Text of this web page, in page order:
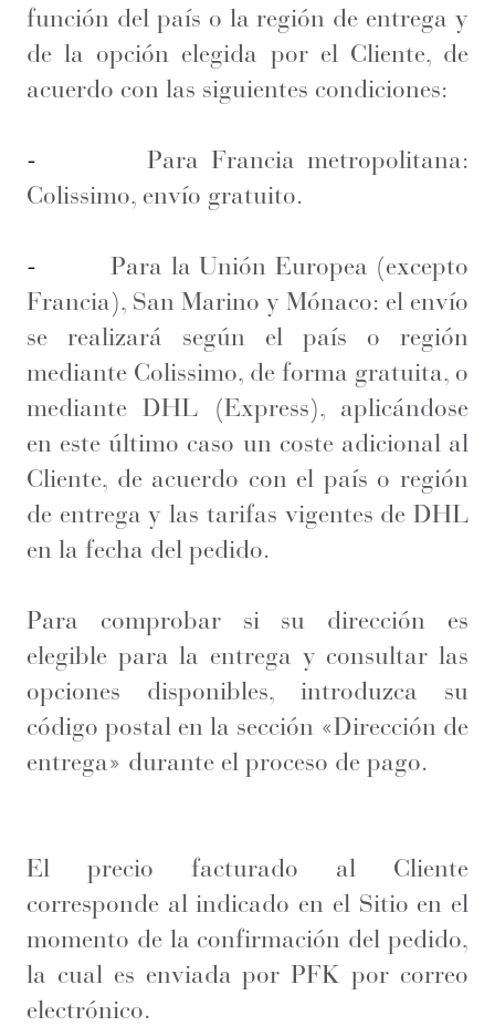
función del país o la región de entrega y
de la opción elegida por el Cliente, de
acuerdo con las siguientes condiciones:
- Para Francia metropolitana:
Colissimo, envío gratuito.
-Para la Unión Europea (excepto
Francia), San Marino y Mónaco: el envío
se realizará según el país o región
mediante Colissimo, de forma gratuita, o
mediante DHL (Express), aplicándose
en este último caso un coste adicional al
Cliente, de acuerdo con el país o región
de entrega y las tarifas vigentes de DHL
en la fecha del pedido.
Para comprobar si su dirección es
elegible para la entrega y consultar las
opciones disponibles, introduzca su
código postal en la sección «Dirección de
entrega» durante el proceso de pago.
El precio facturado al Cliente
corresponde al indicado en el Sitio en el
momento de la confirmación del pedido,
la cual es enviada por PFK por correo
electrónico.